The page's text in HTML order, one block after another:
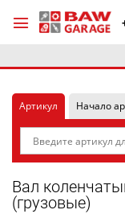
Артикул Начало
Вал
(грузовые)